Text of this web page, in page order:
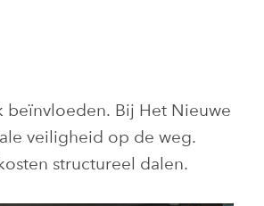
Bij Het Nieuwe
veiligheid op de weg.
structureel dalen.